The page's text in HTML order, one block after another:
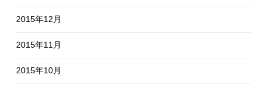
2015年12月
2015年11月
2015年10月